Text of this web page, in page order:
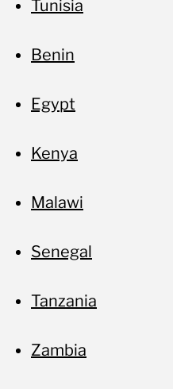
Tunisia
Benin
Egypt
Kenya
Malawi
Senegal
Tanzania
Zambia